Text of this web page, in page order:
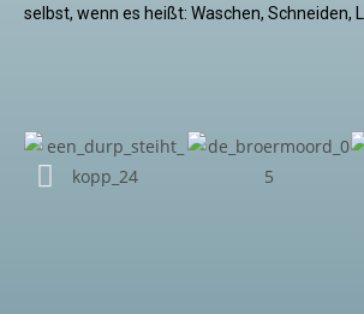
selbst, wenn es heißt: Waschen, Schneiden,